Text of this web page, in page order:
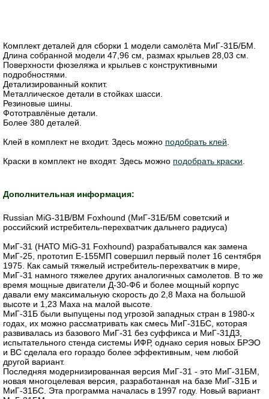
Комплект деталей для сборки 1 модели самолёта МиГ-31Б/БМ.
Длина собранной модели 47,96 см, размах крыльев 28,03 см.
Поверхности фюзеляжа и крыльев с конструктивными
подробностями.
Детализированный кокпит.
Металлическое детали в стойках шасси.
Резиновые шины.
Фототравлёные детали.
Более 380 деталей.
Клей в комплект не входит. Здесь можно подобрать клей
Краски в комплект не входят. Здесь можно подобрать краски
Дополнительная информация:
Russian MiG-31B/BM Foxhound (МиГ-31Б/БМ советский и
российский истребитель-перехватчик дальнего радиуса)
МиГ-31 (НАТО MiG-31 Foxhound) разрабатывался как замена
МиГ-25, прототип Е-155МП совершил первый полет 16 сентября
1975. Как самый тяжелый истребитель-перехватчик в мире,
МиГ-31 намного тяжелее других аналогичных самолетов. В то же
время мощные двигатели Д-30-Ф6 и более мощный корпус
давали ему максимальную скорость до 2,8 Маха на большой
высоте и 1,23 Маха на малой высоте.
МиГ-31Б были выпущены под угрозой западных стран в 1980-х
годах, их можно рассматривать как смесь МиГ-31БС, которая
развивалась из базового МиГ-31 без суффикса и МиГ-31ДЗ,
испытательного стенда системы ИФР, однако серия новых БРЭО
и ВС сделала его гораздо более эффективным, чем любой
другой вариант.
Последняя модернизированная версия МиГ-31 - это МиГ-31БМ,
новая многоцелевая версия, разработанная на базе МиГ-31Б и
МиГ-31БС. Эта программа началась в 1997 году. Новый вариант